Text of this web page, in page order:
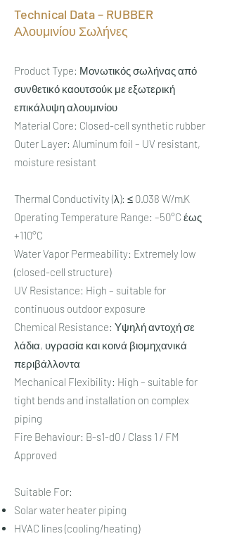
Technical Data – RUBBER
Αλουμινίου Σωλήνες
Product Type: Μονωτικός σωλήνας από
συνθετικό καουτσούκ με εξωτερική
επικάλυψη αλουμινίου
Material Core: Closed-cell synthetic rubber
Outer Layer: Aluminum foil – UV resistant,
moisture resistant
Thermal Conductivity (λ): ≤ 0.038 W/m·K
Operating Temperature Range: –50°C έως
+110°C
Water Vapor Permeability: Extremely low
(closed-cell structure)
UV Resistance: High – suitable for
continuous outdoor exposure
Chemical Resistance: Υψηλή αντοχή σε
λάδια, υγρασία και κοινά βιομηχανικά
περιβάλλοντα
Mechanical Flexibility: High – suitable for
tight bends and installation on complex
piping
Fire Behaviour: B-s1-d0 / Class 1 / FM
Approved
Suitable For:
Solar water heater piping
HVAC lines (cooling/heating)